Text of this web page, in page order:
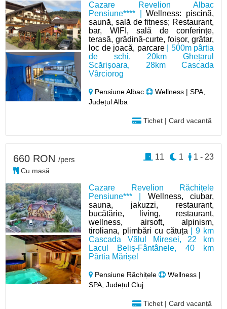
Cazare Revelion Albac
Pensiune**** |Wellness: piscină,
saună, sală de fitness; Restaurant,
bar, WIFI, sală de conferințe,
terasă, grădină-curte, foișor, grătar,
loc de joacă, parcare| 500m pârtia
de schi, 20km Ghețarul
Scărișoara, 28km Cascada
Vârciorog
Pensiune Albac
Wellness | SPA,
Județul Alba
Tichet | Card vacanță
Cazare Revelion Răchițele
Pensiune*** | Wellness, ciubar,
sauna, jakuzzi, restaurant,
bucătărie, living, restaurant,
wellness, airsoft, alpinism,
tiroliana, plimbări cu cătuța | 9 km
Cascada Vălul Miresei, 22 km
Lacul Beliș-Fântânele, 40 km
Pârtia Mărișel
Pensiune Răchițele
Wellness |
SPA, Județul Cluj
Tichet | Card vacanță
660 RON /pers
Cu masă
1 - 23
1
11